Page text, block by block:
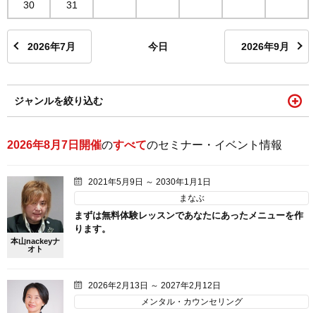
30 31
2026年7月 今日 2026年9月
ジャンルを絞り込む
2026年8月7日開催のすべてのセミナー・イベント情報
本山nackeyナ
オト
2021年5月9日 ～ 2030年1月1日
まなぶ
まずは無料体験レッスンであなたにあったメニューを作
ります。
2026年2月13日 ～ 2027年2月12日
メンタル・カウンセリング